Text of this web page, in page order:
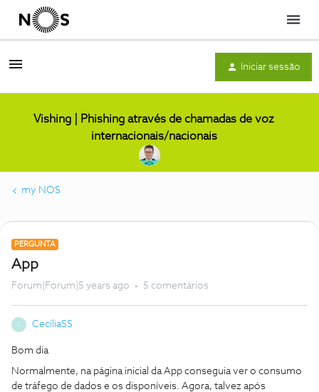
Menu
Iniciar sessão
Vishing | Phishing através de chamadas de voz
internacionais/nacionais
my NOS
PERGUNTA
App
Forum|Forum|5 years ago 5 comentários
C CecíliaSS
Bom dia
Normalmente, na página inicial da App conseguia ver o consumo
de tráfego de dados e os disponíveis. Agora, talvez após